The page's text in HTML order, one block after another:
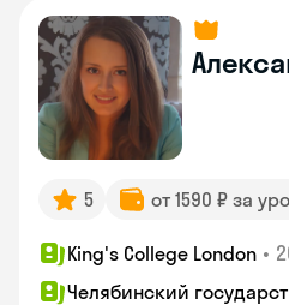
5 от 1590 ₽ за
King's College London •
Челябинский